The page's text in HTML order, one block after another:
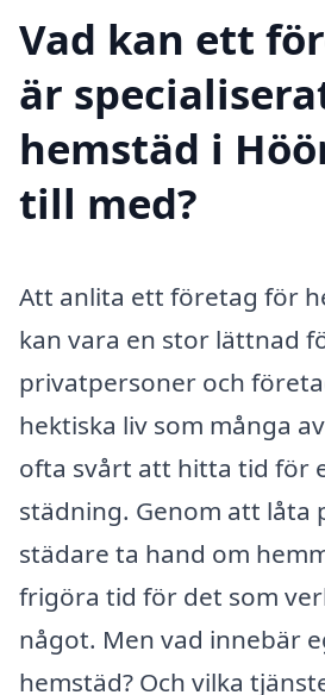
Vad kan ett
är
hemstäd i
till med?
Att anlita ett företag för
kan vara en stor lättnad
privatpersoner och
hektiska liv som många
ofta svårt att hitta tid för
städning. Genom att låta
städare ta hand om
frigöra tid för det som
något. Men vad innebär
hemstäd? Och vilka